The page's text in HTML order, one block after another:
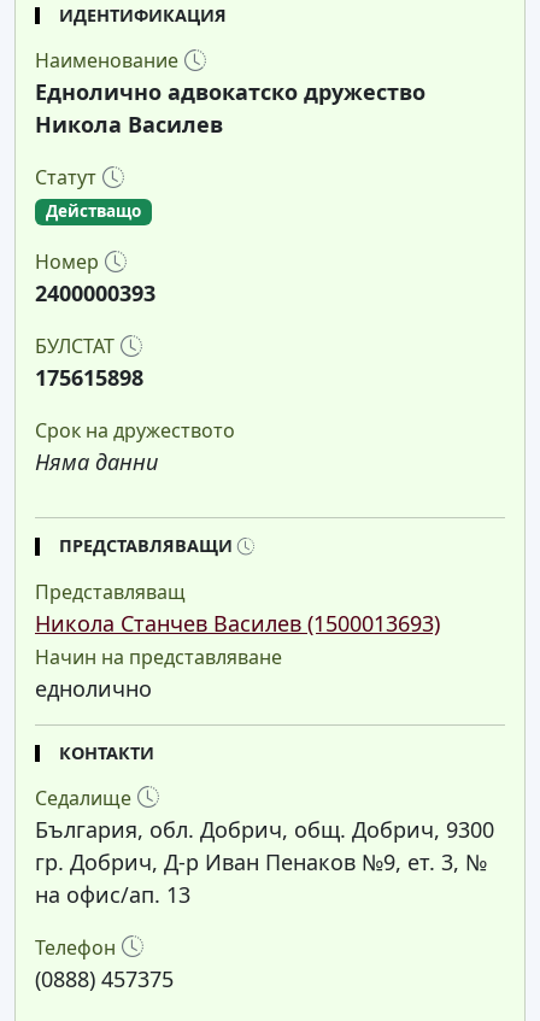
ИДЕНТИФИКАЦИЯ
Наименование
Еднолично адвокатско дружество
Никола Василев
Статут
Действащо
Номер
2400000393
БУЛСТАТ
175615898
Срок на дружеството
Няма данни
ПРЕДСТАВЛЯВАЩИ
Представляващ
Никола Станчев Василев (1500013693)
Начин на представляване
еднолично
КОНТАКТИ
Седалище
България, обл. Добрич, общ. Добрич, 9300
гр. Добрич, Д-р Иван Пенаков №9, ет. 3, №
на офис/ап. 13
Телефон
(0888) 457375